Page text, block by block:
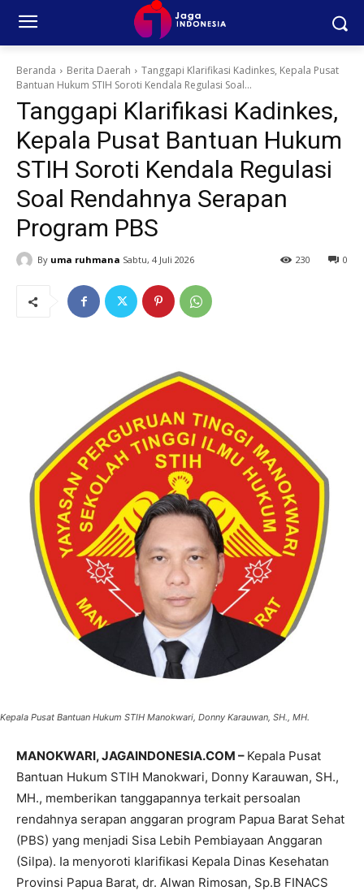
Beranda Berita Daerah
Tanggapi Klarifikasi Kadinkes, Kepala Pusat
Bantuan Hukum STIH Soroti Kendala Regulasi Soal...
Tanggapi Klarifikasi Kadinkes,
Kepala Pusat Bantuan Hukum
STIH Soroti Kendala Regulasi
Soal Rendahnya Serapan
Program PBS
By uma ruhmana Sabtu, 4 Juli 2026 0
230
Kepala Pusat Bantuan Hukum STIH Manokwari, Donny Karauwan, SH., MH.
MANOKWARI, JAGAINDONESIA.COM – Kepala Pusat
Bantuan Hukum STIH Manokwari, Donny Karauwan, SH.,
MH., memberikan tanggapannya terkait persoalan
rendahnya serapan anggaran program Papua Barat Sehat
(PBS) yang menjadi Sisa Lebih Pembiayaan Anggaran
(Silpa). Ia menyoroti klarifikasi Kepala Dinas Kesehatan
Provinsi Papua Barat, dr. Alwan Rimosan, Sp.B FINACS